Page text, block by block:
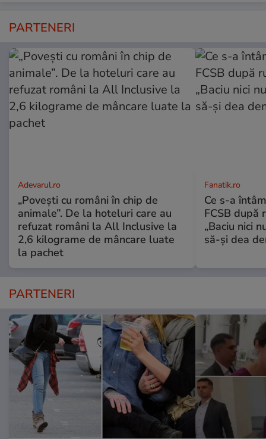
PARTENERI
Adevarul.ro
„Povești cu români în chip de
animale”. De la hoteluri care au
refuzat români la All Inclusive la
2,6 kilograme de mâncare luate
la pachet
Fanatik.ro
Ce s-a
FCSB după
„Baciu nici
să-și dea
PARTENERI